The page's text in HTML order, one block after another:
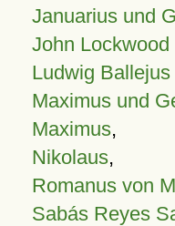
Januarius und
John
Ludwig
Maximus und
Maximus,
Nikolaus,
Romanus von
Sabás Reyes